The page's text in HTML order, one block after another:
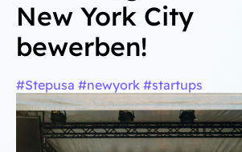
New York City
bewerben!
#Stepusa #newyork #startups